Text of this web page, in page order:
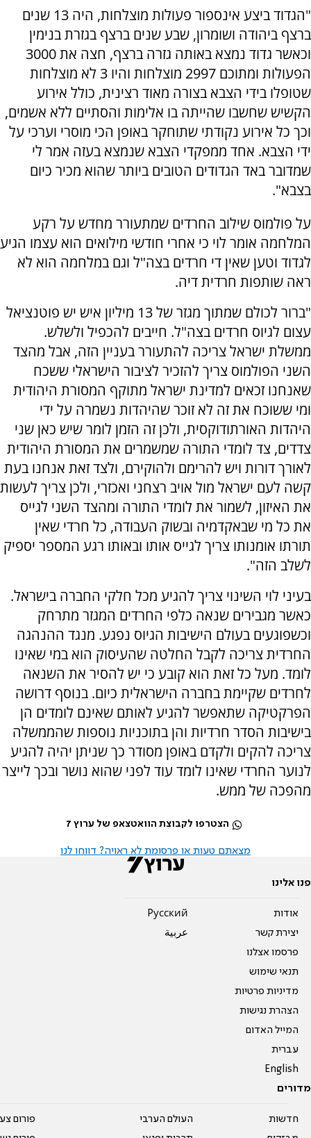
"הגדוד ביצע אינספור פעולות מוצלחות, היה 13 שנים
ברצף ביהודה ושומרון, שבע שנים ברצף בגזרת בנימין
וכאשר גדוד נמצא באותה גזרה ברצף, חצה את 3000
הפעולות ומתוכם 2997 מוצלחות והיו 3 לא מוצלחות
שטופלו בידי הצבא בצורה מאוד רצינית, כולל אירוע
הקשיש שחשבו שהייתה בו אלימות והסתיים ללא אשמים,
וכך כל אירוע נקודתי שתוחקר באופן הכי מוסרי וערכי על
ידי הצבא. אחד ממפקדי הצבא שנמצא בעזה אמר לי
שמדובר באד הגדודים הטובים ביותר שהוא מכיר כיום
בצבא".
על פולמוס שילוב החרדים שמתעורר מחדש על רקע
המלחמה אומר לוי כי אחרי חודשי מילואים הוא עצמו הגיע
לגדוד וטען שאין די חרדים בצה"ל וגם במלחמה הוא לא
ראה שותפות חרדית דיה.
"ברור לכולם שמתוך מגזר של 13 מיליון איש יש פוטנציאל
עצום לגיוס חרדים בצה"ל. חייבים להכפיל ולשלש.
ממשלת ישראל צריכה להתעורר בעניין הזה, אבל מהצד
השני הפולמוס צריך להזכיר לציבור הישראלי ששכח
שאנחנו זכאים למדינת ישראל מתוקף המסורת היהודית
ומי ששוכח את זה לא זוכר שהיהדות נשמרה על ידי
היהדות האורתודוקסית, ולכן זה הזמן לומר שיש כאן שני
צדדים, צד לומדי התורה שמשמרים את המסורת היהודית
לאורך דורות ויש להרימם ולהוקירם, ולצד זאת אנחנו בעת
קשה לעם ישראל מול אויב רצחני ואכזרי, ולכן צריך לעשות
את האיזון, לשמור את לומדי התורה ומהצד השני לגייס
את כל מי שבאקדמיה ובשוק העבודה, כל חרדי שאין
תורתו אומנותו צריך לגייס אותו ובאותו רגע המספר יספיק
לשלב הזה".
בעיני לוי השינוי צריך להגיע מכל חלקי החברה בישראל.
כאשר מגבירים שנאה כלפי החרדים המגזר מתרחק
וכשפוגעים בעולם הישיבות הגיוס נפגע. מנגד ההנהגה
החרדית צריכה לקבל החלטה שהעיסוק הוא במי שאינו
לומד. מעל כל זאת הוא קובע כי יש להסיר את השנאה
לחרדים שקיימת בחברה הישראלית כיום. בנוסף דרושה
הפרקטיקה שתאפשר להגיע לאותם שאינם לומדים הן
בישיבות הסדר חרדיות והן בתוכניות נוספות שהממשלה
צריכה להקים ולקדם באופן מסודר כך שניתן יהיה להגיע
לנוער החרדי שאינו לומד עוד לפני שהוא נושר ובכך לייצר
מהפכה של ממש.
הצטרפו לקבוצת הוואטצאפ של ערוץ 7
מצאתם טעות או פרסומת לא ראויה? דווחו לנו
פנו אלינו
אודות
יצירת קשר
פרסמו אצלנו
תנאי שימוש
מדיניות פרטיות
הצהרת נגישות
המייל האדום
עברית
English
Pусский
عربية
מדורים
חדשות
העולם הערבי
פורום